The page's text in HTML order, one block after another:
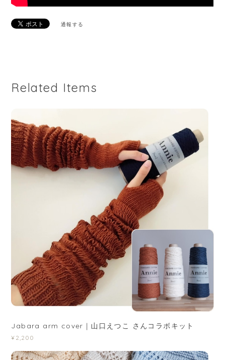
通報する
Related Items
Jabara arm cover｜山口えつこ さんコラボキット
¥2,200